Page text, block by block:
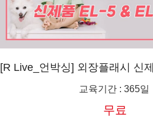
[R Live_언박싱] 외장플래시 신
교육기간: 365일
무료